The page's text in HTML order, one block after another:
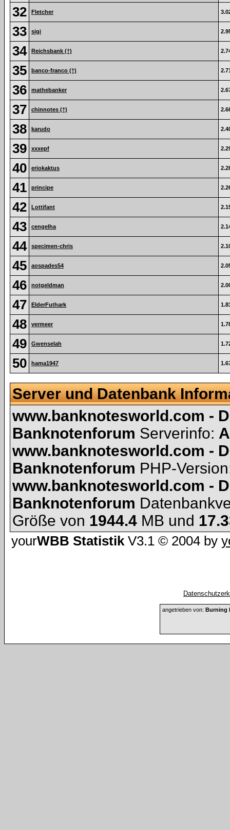
32 Fletcher
33 sigi
34 Reichsbank (†)
35 banco-franco (†)
36 mathebanker
37 chinnotes (†)
38 karudo
39 xxxepf
40 eriokaktus
41 principe
42 Lottifant
43 cengelha
44 specimen-chris
45 aospades54
46 notgeldman
47 ElderFuthark
48 vermeer
49 Gwenselah
50 hama1947
Server und Datenbank
www.banknotesworld.com -
Banknotenforum Serverinfo:
www.banknotesworld.com -
Banknotenforum PHP-
www.banknotesworld.com -
Banknotenforum
Größe von 1944.4 MB und
yourWBB Statistik V3.1 © 2004 by
angetrieben von: Burning